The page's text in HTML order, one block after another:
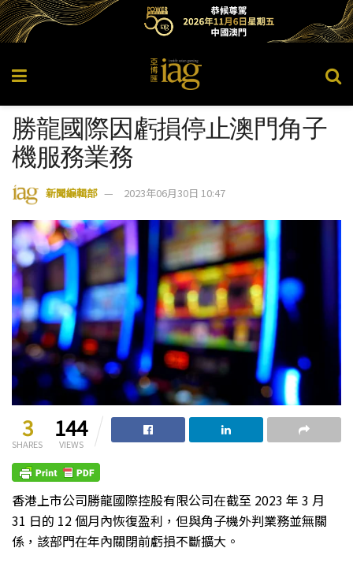
勝龍國際因虧損停止澳門角子
機服務業務
新聞編輯部 2023年06月30日 10:47
3
SHARES
144
VIEWS
香港上市公司勝龍國際控股有限公司在截至 2023 年 3 月
31 日的 12 個月內恢復盈利，但與角子機外判業務並無關
係，該部門在年內關閉前虧損不斷擴大。